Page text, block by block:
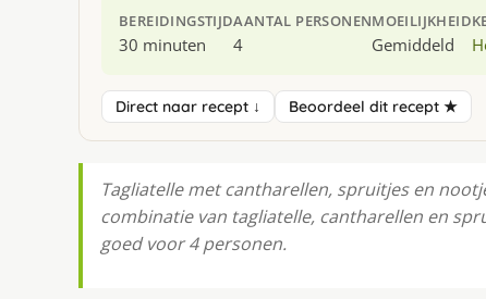
BEREIDINGSTIJD
30 minuten
AANTAL PERSONEN
4
MOEILIJKHEID
Gemiddeld
Direct naar recept ↓ Beoordeel dit recept ★
Tagliatelle met cantharellen, spruitjes en
combinatie van tagliatelle, cantharellen en
goed voor 4 personen.